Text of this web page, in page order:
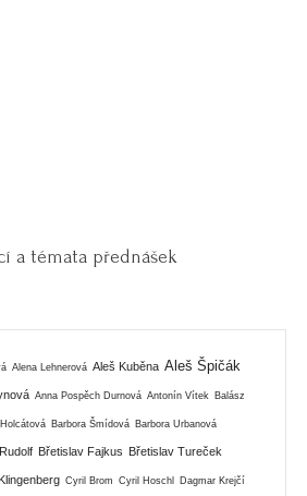
a témata přednášek
Alena Lehnerová Aleš Kuběna Aleš Špičák
Anna Pospěch Durnová Antonín Vítek Balász
Barbora Šmídová Barbora Urbanová
Břetislav Fajkus Břetislav Tureček
Cyril Brom Cyril Hoschl Dagmar Krejčí